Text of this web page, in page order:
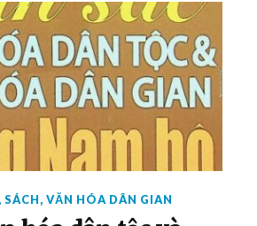
, SÁCH, VĂN HÓA DÂN GIAN